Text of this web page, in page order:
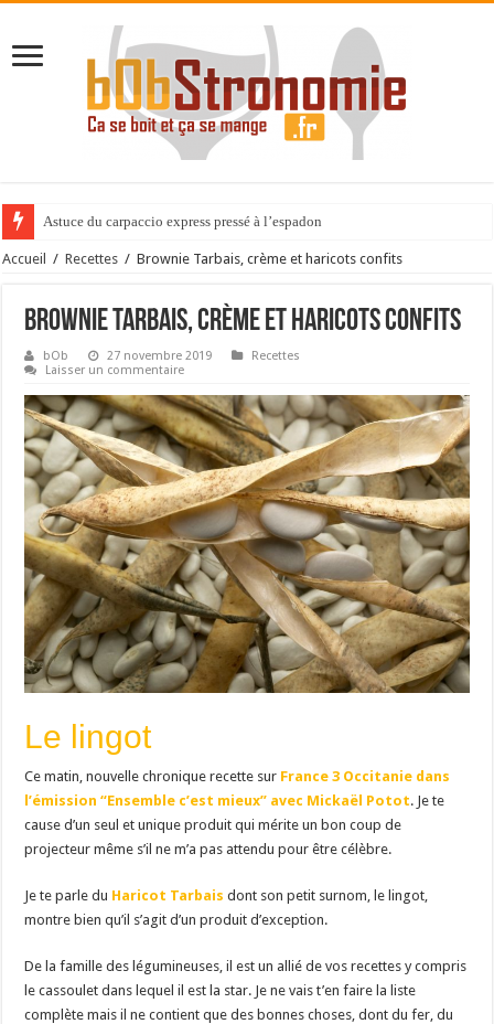
Astuce du carpaccio express pressé à l’espadon
Expérience gastronomique au Cèdre de Montcaud
Accueil / Recettes / Brownie Tarbais, crème et haricots confits
Brownie Tarbais, crème et haricots confits
bOb 27 novembre 2019
Recettes
Laisser un commentaire
Le lingot
Ce matin, nouvelle chronique recette sur France 3 Occitanie dans
l’émission “Ensemble c’est mieux” avec Mickaël Potot. Je te
cause d’un seul et unique produit qui mérite un bon coup de
projecteur même s’il ne m’a pas attendu pour être célèbre.
Je te parle du Haricot Tarbais dont son petit surnom, le lingot,
montre bien qu’il s’agit d’un produit d’exception.
De la famille des légumineuses, il est un allié de vos recettes y compris
le cassoulet dans lequel il est la star. Je ne vais t’en faire la liste
complète mais il ne contient que des bonnes choses, dont du fer, du